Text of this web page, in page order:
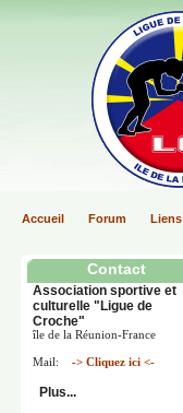
Accueil Forum Liens
Contact
Association sportive et
culturelle "Ligue de
Croche"
île de la Réunion-France
Mail: -> Cliquez ici <-
Plus...